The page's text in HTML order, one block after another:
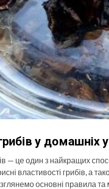
у домашніх
— це один з найкращих
властивості грибів, а
основні правила